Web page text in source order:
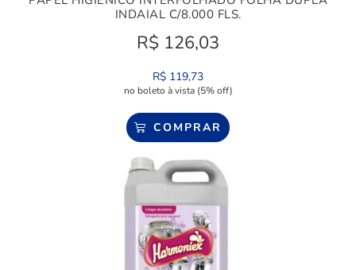
INDAIAL C/8.000 FLS.
R$ 126,03
R$ 119,73
no boleto à vista (5% off)
COMPRAR